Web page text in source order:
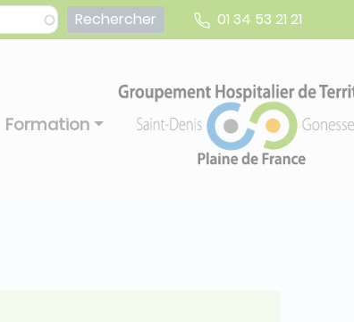
Formation
01 34 53 21 21